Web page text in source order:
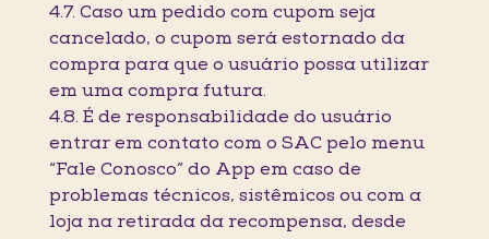
4.7. Caso um pedido com cupom seja
cancelado, o cupom será estornado da
compra para que o usuário possa utilizar
em uma compra futura.
4.8. É de responsabilidade do usuário
entrar em contato com o SAC pelo menu
“Fale Conosco” do App em caso de
problemas técnicos, sistêmicos ou com a
loja na retirada da recompensa, desde